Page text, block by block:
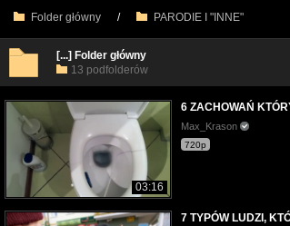
Folder główny / PARODIE I "INNE"
[...] Folder główny
13 podfolderów
03:16
6 ZACHOWAŃ
Max_Krason
720p
7 TYPÓW LUDZI,